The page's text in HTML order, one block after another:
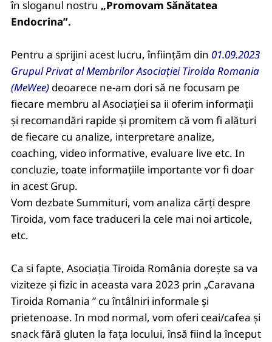
în sloganul nostru „Promovam Sănătatea
Endocrina”.
Pentru a sprijini acest lucru, înființăm din 01.09.2023
Grupul Privat al Membrilor Asociației Tiroida Romania
(MeWee) deoarece ne-am dori să ne focusam pe
fiecare membru al Asociației sa ii oferim informații
și recomandări rapide și promitem că vom fi alături
de fiecare cu analize, interpretare analize,
coaching, video informative, evaluare live etc. In
concluzie, toate informațiile importante vor fi doar
in acest Grup.
Vom dezbate Summituri, vom analiza cărți despre
Tiroida, vom face traduceri la cele mai noi articole,
etc.
Ca si fapte, Asociația Tiroida România dorește sa va
viziteze și fizic in aceasta vara 2023 prin „Caravana
Tiroida Romania ” cu întâlniri informale și
prietenoase. In mod normal, vom oferi ceai/cafea și
snack fără gluten la fața locului, însă fiind la început